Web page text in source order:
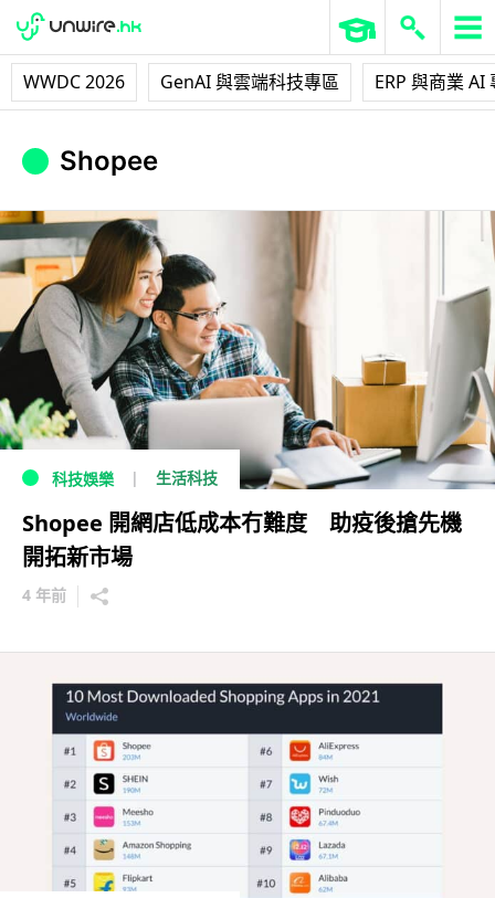
WWDC 2026 GenAI 與雲端科技專區 ERP 與商業 AI
Shopee
科技娛樂 生活科技
Shopee 開網店低成本冇難度 助疫後搶先機
開拓新市場
4 年前